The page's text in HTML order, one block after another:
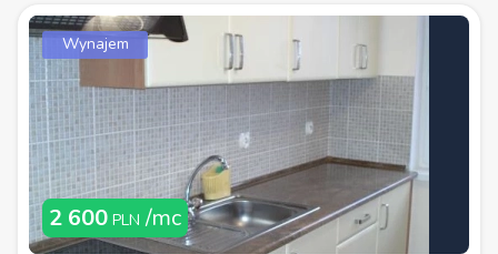
Wynajem
2 600 PLN /mc